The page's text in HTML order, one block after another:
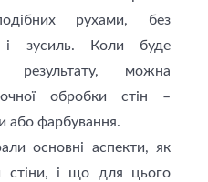
рухами, без
і зусиль. Коли буде
результату, можна
обробки стін –
або фарбування.
основні аспекти, як
стіни, і що для цього